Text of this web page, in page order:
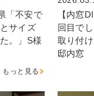
「不安で
サイズ
。」S様
もっと見る
【内窓
回目で
取り付
邸内窓